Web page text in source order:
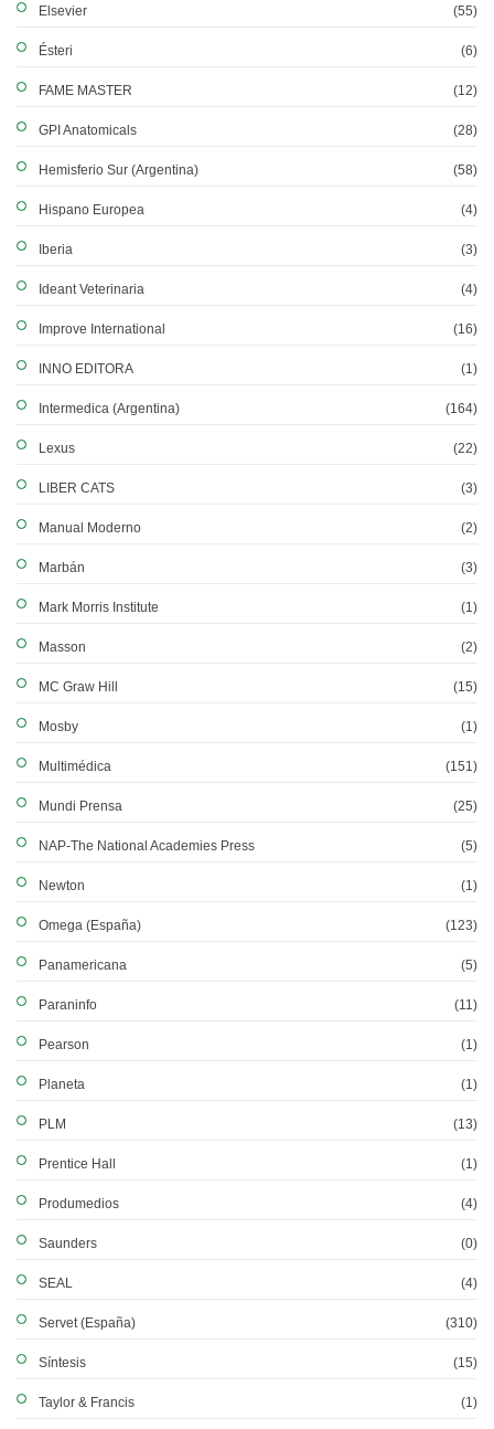
Elsevier (55)
Ésteri (6)
FAME MASTER (12)
GPI Anatomicals (28)
Hemisferio Sur (Argentina) (58)
Hispano Europea (4)
Iberia (3)
Ideant Veterinaria (4)
Improve International (16)
INNO EDITORA (1)
Intermedica (Argentina) (164)
Lexus (22)
LIBER CATS (3)
Manual Moderno (2)
Marbán (3)
Mark Morris Institute (1)
Masson (2)
MC Graw Hill (15)
Mosby (1)
Multimédica (151)
Mundi Prensa (25)
NAP-The National Academies Press (5)
Newton (1)
Omega (España) (123)
Panamericana (5)
Paraninfo (11)
Pearson (1)
Planeta (1)
PLM (13)
Prentice Hall (1)
Produmedios (4)
Saunders (0)
SEAL (4)
Servet (España) (310)
Síntesis (15)
Taylor & Francis (1)